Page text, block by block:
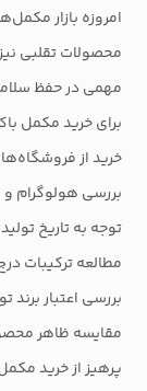
امروزه بازار
محصولات تقلبی
مهمی در حفظ
برای خرید مکمل
خرید از
بررسی هولوگرام و
توجه به تاریخ
مطالعه ترکیبات
بررسی اعتبار برند
مقایسه ظاهر
پرهیز از خرید